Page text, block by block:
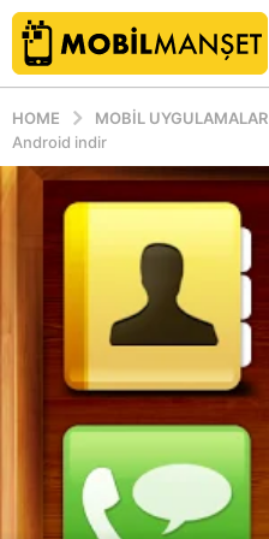
HOME MOBIL UYGULAMALAR
Android indir